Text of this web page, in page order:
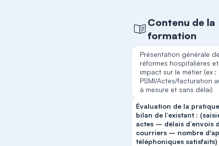
Contenu de la
formation
Présentation générale
réformes hospitalières
impact sur le métier (ex :
PSMI/Actes/facturation
à mesure et sans délai)
Évaluation de la
bilan de l’existant :
actes – délais d’envois
courriers – nombre
téléphoniques satisfaits)